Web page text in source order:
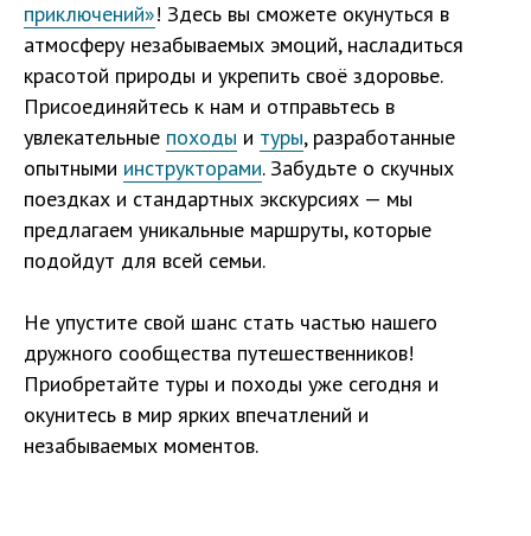
приключений»! Здесь вы сможете окунуться в
атмосферу незабываемых эмоций, насладиться
красотой природы и укрепить своё здоровье.
Присоединяйтесь к нам и отправьтесь в
увлекательные походы и туры, разработанные
опытными инструкторами. Забудьте о скучных
поездках и стандартных экскурсиях — мы
предлагаем уникальные маршруты, которые
подойдут для всей семьи.
Не упустите свой шанс стать частью нашего
дружного сообщества путешественников!
Приобретайте туры и походы уже сегодня и
окунитесь в мир ярких впечатлений и
незабываемых моментов.